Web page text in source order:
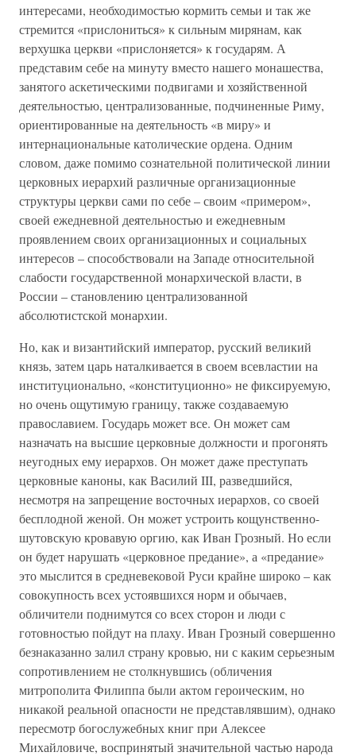
интересами, необходимостью кормить семьи и так же
стремится «прислониться» к сильным мирянам, как
верхушка церкви «прислоняется» к государям. А
представим себе на минуту вместо нашего монашества,
занятого аскетическими подвигами и хозяйственной
деятельностью, централизованные, подчиненные Риму,
ориентированные на деятельность «в миру» и
интернациональные католические ордена. Одним
словом, даже помимо сознательной политической линии
церковных иерархий различные организационные
структуры церкви сами по себе – своим «примером»,
своей ежедневной деятельностью и ежедневным
проявлением своих организационных и социальных
интересов – способствовали на Западе относительной
слабости государственной монархической власти, в
России – становлению централизованной
абсолютистской монархии.
Но, как и византийский император, русский великий
князь, затем царь наталкивается в своем всевластии на
институционально, «конституционно» не фиксируемую,
но очень ощутимую границу, также создаваемую
православием. Государь может все. Он может сам
назначать на высшие церковные должности и прогонять
неугодных ему иерархов. Он может даже преступать
церковные каноны, как Василий III, разведшийся,
несмотря на запрещение восточных иерархов, со своей
бесплодной женой. Он может устроить кощунственно-
шутовскую кровавую оргию, как Иван Грозный. Но если
он будет нарушать «церковное предание», а «предание»
это мыслится в средневековой Руси крайне широко – как
совокупность всех устоявшихся норм и обычаев,
обличители поднимутся со всех сторон и люди с
готовностью пойдут на плаху. Иван Грозный совершенно
безнаказанно залил страну кровью, ни с каким серьезным
сопротивлением не столкнувшись (обличения
митрополита Филиппа были актом героическим, но
никакой реальной опасности не представлявшим), однако
пересмотр богослужебных книг при Алексее
Михайловиче, воспринятый значительной частью народа